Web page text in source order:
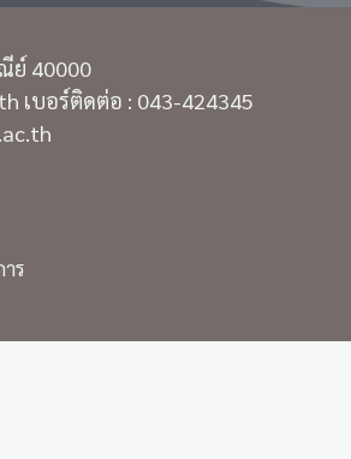
ย์ 40000
เบอร์ติดต่อ : 043-424345
ร